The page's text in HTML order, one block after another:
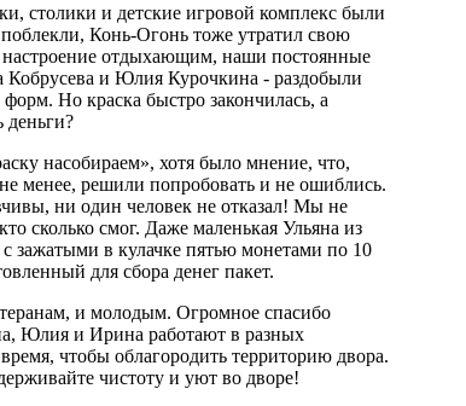
столики и детские игровой комплекс были
Конь-Огонь тоже утратил свою
настроение отдыхающим, наши постоянные
Кобрусева и Юлия Курочкина - раздобыли
Но краска быстро закончилась, а
деньги?
насобираем», хотя было мнение, что,
менее, решили попробовать и не ошиблись.
ни один человек не отказал! Мы не
сколько смог. Даже маленькая Ульяна из
с зажатыми в кулачке пятью монетами по 10
для сбора денег пакет.
и молодым. Огромное спасибо
Юлия и Ирина работают в разных
чтобы облагородить территорию двора.
чистоту и уют во дворе!